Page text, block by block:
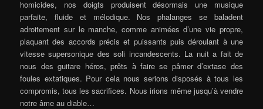
homicides, nos doigts produisent désormais une musique
parfaite, fluide et mélodique. Nos phalanges se baladent
adroitement sur le manche, comme animées d’une vie propre,
plaquant des accords précis et puissants puis déroulant à une
vitesse supersonique des soli incandescents. La nuit a fait de
nous des guitare héros, prêts à faire se pâmer d’extase des
foules extatiques. Pour cela nous serions disposés à tous les
compromis, tous les sacrifices. Nous irions même jusqu’à vendre
notre âme au diable…